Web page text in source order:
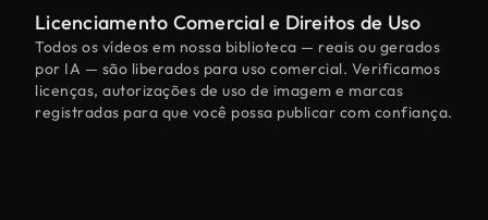
Licenciamento Comercial e Direitos de Uso
Todos os vídeos em nossa biblioteca — reais ou gerados
por IA — são liberados para uso comercial. Verificamos
licenças, autorizações de uso de imagem e marcas
registradas para que você possa publicar com confiança.